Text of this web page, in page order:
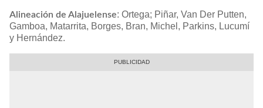
Alineación de Alajuelense: Ortega; Piñar, Van Der Putten,
Gamboa, Matarrita, Borges, Bran, Michel, Parkins, Lucumí
y Hernández.